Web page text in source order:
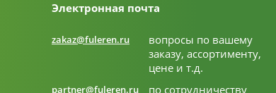
Электронная почта
zakaz@fuleren.ru
вопросы по вашему
заказу, ассортименту,
цене и т.д.
partner@fuleren.ru по сотрудничеству